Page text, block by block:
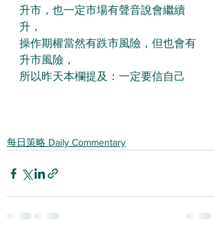
升市，也一定市場有聲音說會繼續
升，
操作期權當然有跌市風險，但也會有
升市風險，
所以昨天本欄提及：一定要信自己
每日策略 Daily Commentary